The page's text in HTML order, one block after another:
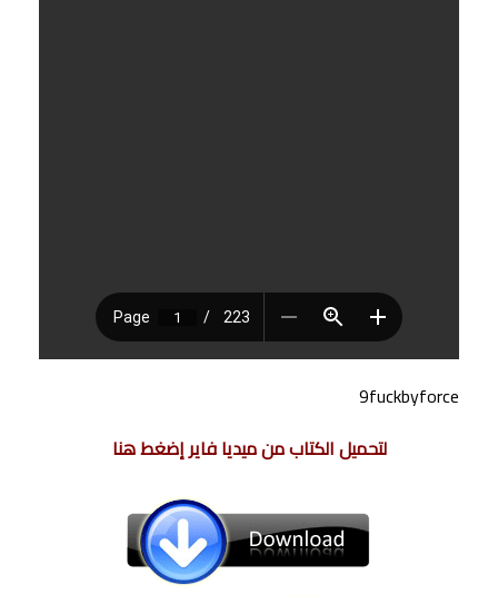
9fuckbyforce
لتحميل الكتاب من ميديا فاير إضغط هنا